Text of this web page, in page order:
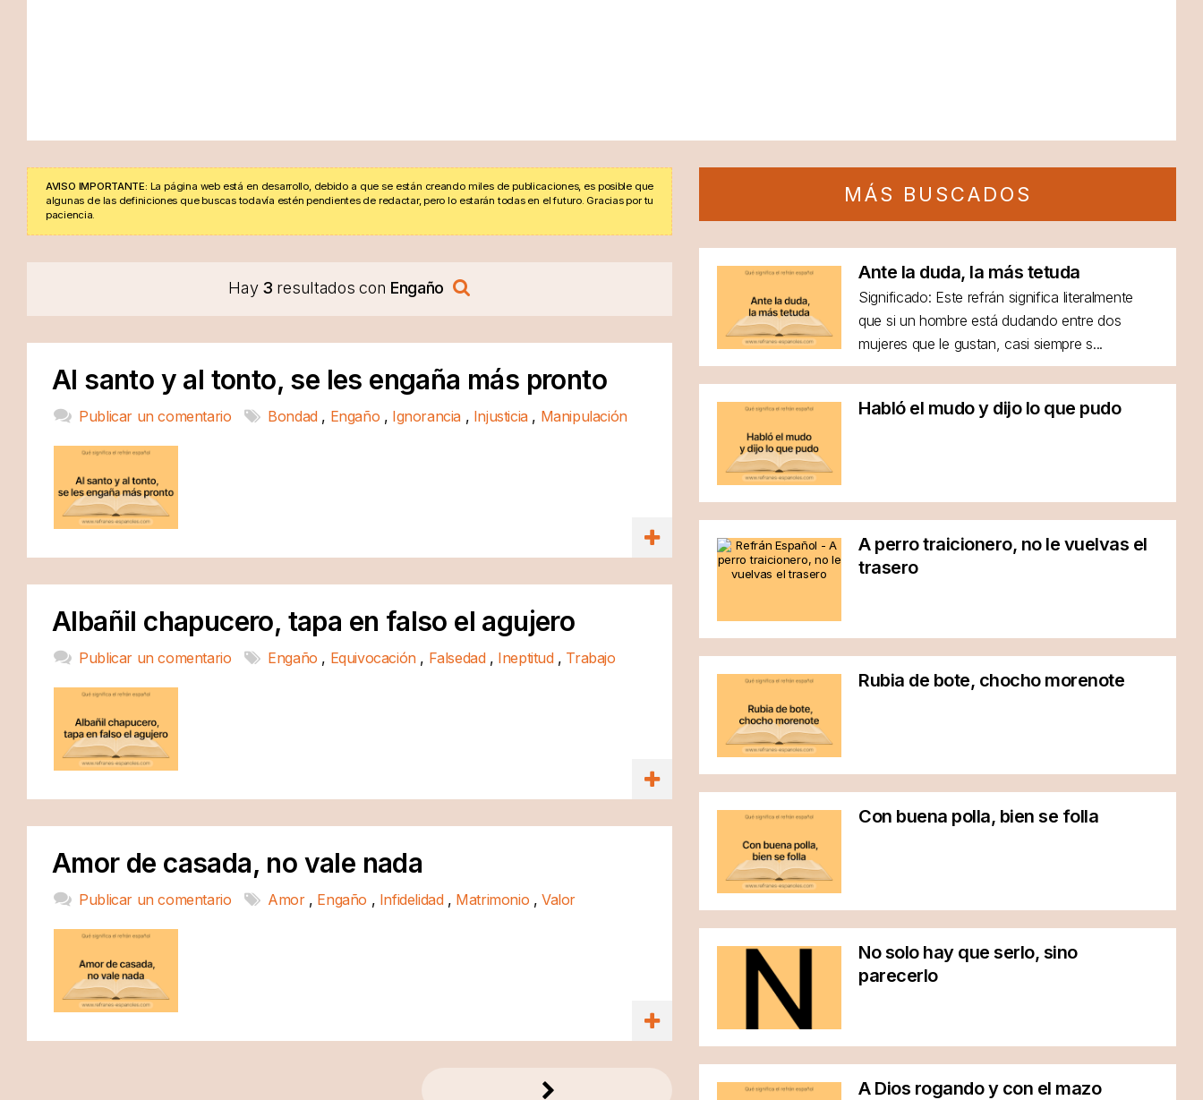
AVISO IMPORTANTE: La página web está en desarrollo, debido a que se están creando miles de publicaciones, es posible que
algunas de las definiciones que buscas todavía estén pendientes de redactar, pero lo estarán todas en el futuro. Gracias por tu
paciencia.
Hay 3 resultados con Engaño
Al santo y al tonto, se les engaña más pronto
Publicar un comentario Bondad , Engaño , Ignorancia , Injusticia , Manipulación
Albañil chapucero, tapa en falso el agujero
Publicar un comentario Engaño , Equivocación , Falsedad , Ineptitud , Trabajo
Amor de casada, no vale nada
Publicar un comentario Amor , Engaño , Infidelidad , Matrimonio ,Valor
MÁS BUSCADOS
Ante la duda, la más tetuda
Significado: Este refrán significa literalmente
que si un hombre está dudando entre dos
mujeres que le gustan, casi siempre s...
Habló el mudo y dijo lo que pudo
A perro traicionero, no le vuelvas el
trasero
Rubia de bote, chocho morenote
Con buena polla, bien se folla
No solo hay que serlo, sino
parecerlo
A Dios rogando y con el mazo